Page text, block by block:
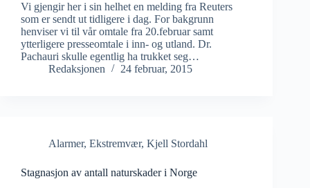
Vi gjengir her i sin helhet en melding fra Reuters
som er sendt ut tidligere i dag. For bakgrunn
henviser vi til vår omtale fra 20.februar samt
ytterligere presseomtale i inn- og utland. Dr.
Pachauri skulle egentlig ha trukket seg…
Redaksjonen
24 februar, 2015
Alarmer, Ekstremvær, Kjell Stordahl
Stagnasjon av antall naturskader i Norge